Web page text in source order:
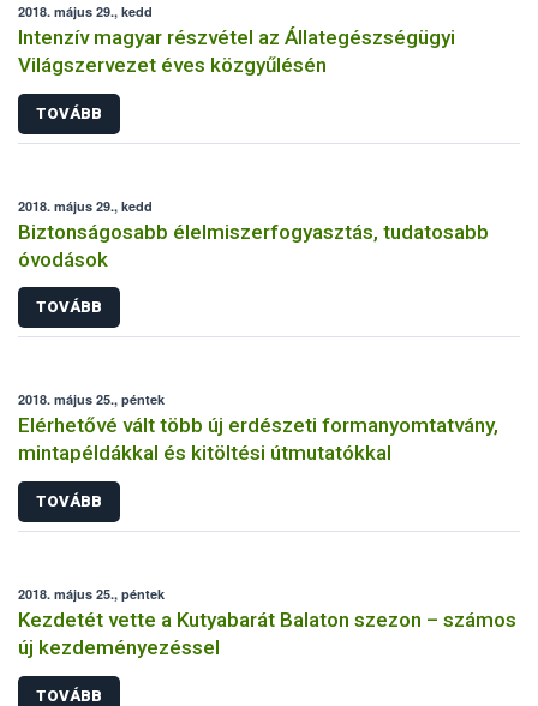
2018. május 29., kedd
Intenzív magyar részvétel az Állategészségügyi
Világszervezet éves közgyűlésén
TOVÁBB
2018. május 29., kedd
Biztonságosabb élelmiszerfogyasztás, tudatosabb
óvodások
TOVÁBB
2018. május 25., péntek
Elérhetővé vált több új erdészeti formanyomtatvány,
mintapéldákkal és kitöltési útmutatókkal
TOVÁBB
2018. május 25., péntek
Kezdetét vette a Kutyabarát Balaton szezon – számos
új kezdeményezéssel
TOVÁBB